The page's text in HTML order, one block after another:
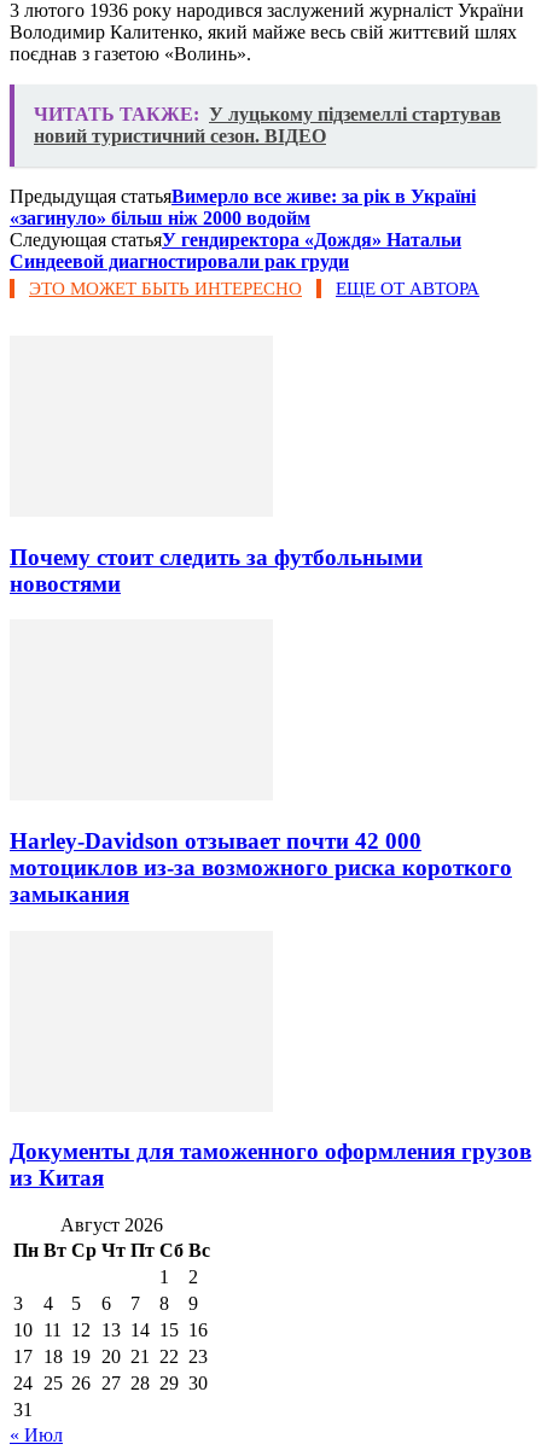
3 лютого 1936 року народився заслужений журналіст України
Володимир Калитенко, який майже весь свій життєвий шлях
поєднав з газетою «Волинь».
ЧИТАТЬ ТАКЖЕ: У луцькому підземеллі стартував
новий туристичний сезон. ВІДЕО
Предыдущая статьяВимерло все живе: за рік в Україні
«загинуло» більш ніж 2000 водойм
Следующая статьяУ гендиректора «Дождя» Натальи
Синдеевой диагностировали рак груди
ЭТО МОЖЕТ БЫТЬ ИНТЕРЕСНО ЕЩЕ ОТ АВТОРА
Почему стоит следить за футбольными
новостями
Harley-Davidson отзывает почти 42 000
мотоциклов из-за возможного риска короткого
замыкания
Документы для таможенного оформления грузов
из Китая
Август 2026
Пн Вт Ср Чт Пт Сб Вс
1
2
3
4 5 6 7 8
9
10 11 12 13 14 15 16
17 18 19 20 21 22 23
24 25 26 27 28 29 30
31
« Июл